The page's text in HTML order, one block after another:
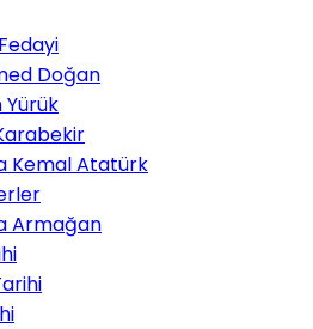
Doğan
Yürük
Kemal Atatürk
Armağan